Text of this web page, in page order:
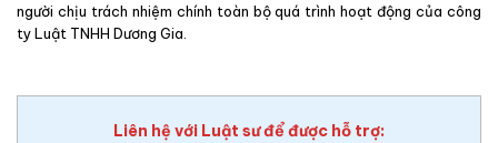
người chịu trách nhiệm chính toàn bộ quá trình hoạt động của công
ty Luật TNHH Dương Gia.
Liên hệ với Luật sư để được hỗ trợ: